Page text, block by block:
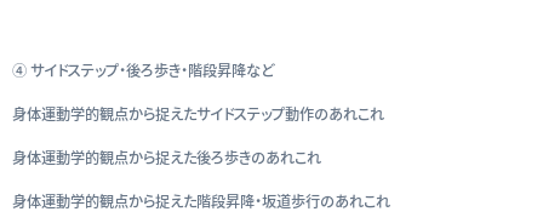
④ サイドステップ・後ろ歩き・階段昇降など
身体運動学的観点から捉えたサイドステップ動作のあれこれ
身体運動学的観点から捉えた後ろ歩きのあれこれ
身体運動学的観点から捉えた階段昇降・坂道歩行のあれこれ